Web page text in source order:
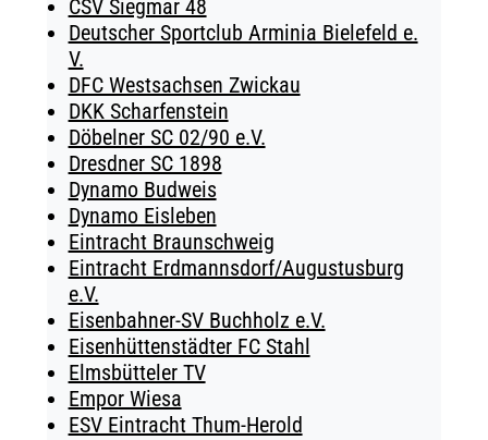
CSV Siegmar 48
Deutscher Sportclub Arminia Bielefeld e.
V.
DFC Westsachsen Zwickau
DKK Scharfenstein
Döbelner SC 02/90 e.V.
Dresdner SC 1898
Dynamo Budweis
Dynamo Eisleben
Eintracht Braunschweig
Eintracht Erdmannsdorf/Augustusburg
e.V.
Eisenbahner-SV Buchholz e.V.
Eisenhüttenstädter FC Stahl
Elmsbütteler TV
Empor Wiesa
ESV Eintracht Thum-Herold